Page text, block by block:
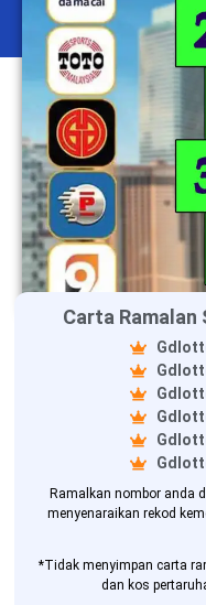
Carta Ramalan
Ramalkan nombor anda
menyenaraikan rekod
*Tidak menyimpan carta
dan kos